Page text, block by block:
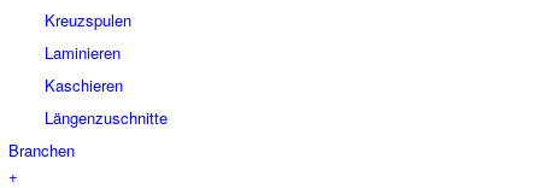
Kreuzspulen
Laminieren
Kaschieren
Längenzuschnitte
Branchen
+